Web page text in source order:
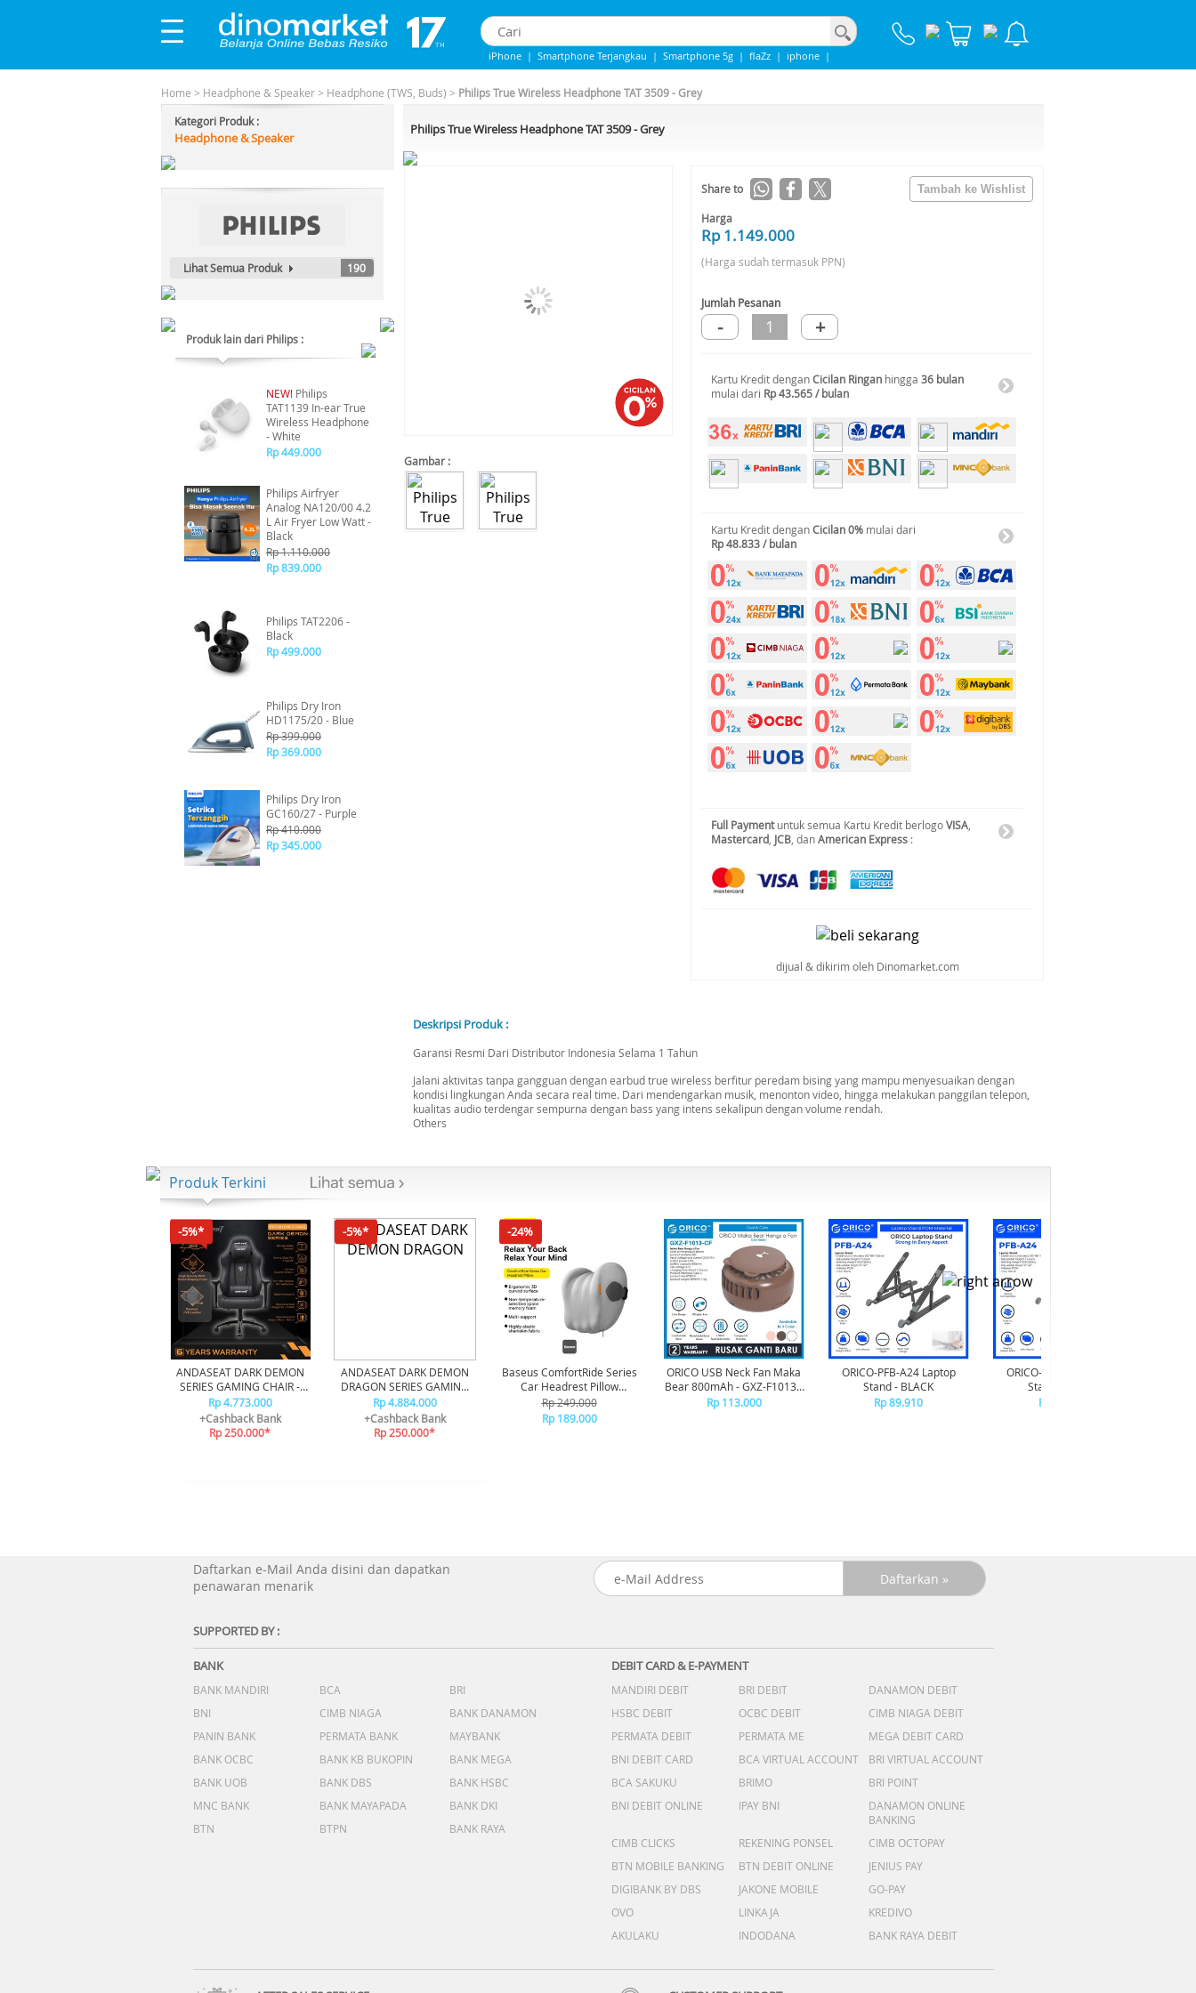
iPhone | Smartphone Terjangkau | Smartphone 5g | flaZz | iphone |
Home > Headphone & Speaker> Headphone (TWS, Buds) > Philips True Wireless Headphone TAT 3509 - Grey
Kategori Produk :
Headphone & Speaker
Lihat Semua Produk 190
Produk lain dari Philips :
NEW! Philips
TAT1139 In-ear True
Wireless Headphone
- White
Rp 449.000
Philips Airfryer
Analog NA120/00 4.2
L Air Fryer Low Watt -
Black
Rp 1.110.000
Rp 839.000
Philips TAT2206 -
Black
Rp 499.000
Philips Dry Iron
HD1175/20 - Blue
Rp 399.000
Rp 369.000
Philips Dry Iron
GC160/27 - Purple
Rp 410.000
Rp 345.000
Philips True Wireless Headphone TAT 3509 - Grey
Gambar :
Share to
Harga
Rp 1.149.000
(Harga sudah termasuk PPN)
Jumlah Pesanan
- 1 +
Kartu Kredit denganCicilan Ringan hingga 36 bulan
mulai dari Rp 43.565 / bulan
Kartu Kredit denganCicilan 0% mulai dari
Rp 48.833 / bulan
Full Paymentuntuk semua Kartu Kredit berlogoVISA
Mastercard JCB , danAmerican Express :
dijual & dikirim oleh Dinomarket.com
Deskripsi Produk :
Garansi Resmi Dari Distributor Indonesia Selama 1 Tahun
Jalani aktivitas tanpa gangguan dengan earbud true wireless berfitur peredam bising yang mampu menyesuaikan dengan
kondisi lingkungan Anda secara real time. Dari mendengarkan musik, menonton video, hingga melakukan panggilan telepon,
kualitas audio terdengar sempurna dengan bass yang intens sekalipun dengan volume rendah.
Others
Produk Terkini
-5%*
ANDASEAT DARK DEMON
SERIES GAMING CHAIR -
BLACK
Rp 4.773.000
+Cashback Bank
Rp 250.000*
-5%*
ANDASEAT DARK DEMON
DRAGON SERIES GAMING
CHAIR - BLACK
Rp 4.884.000
+Cashback Bank
Rp 250.000*
-24%
Baseus ComfortRide Series
Car Headrest Pillow
CNTZ000013 - Gray
Rp 249.000
Rp 189.000
ORICO USB Neck Fan Maka
Bear 800mAh - GXZ-F1013 -
BROWN
Rp 113.000
ORICO-PFB-A24 Laptop
Stand - BLACK
Rp 89.910
ORICO-PFB-A24 Laptop
Stand - WHITE
Rp 89.910
Daftarkan e-Mail Anda disini dan dapatkan
penawaran menarik
SUPPORTED BY :
BANK
BANK MANDIRI BCA
BRI
BNI
CIMB NIAGA
BANK DANAMON
PANIN BANK
PERMATA BANK
MAYBANK
BANK OCBC
BANK KB BUKOPIN
BANK MEGA
BANK UOB
BANK DBS
BANK HSBC
MNC BANK
BANK MAYAPADA
BANK DKI
BTN
BTPN BANK RAYA
DEBIT CARD & E-PAYMENT
MANDIRI DEBIT BRI DEBIT
DANAMON DEBIT
HSBC DEBIT
OCBC DEBIT
CIMB NIAGA DEBIT
PERMATA DEBIT
PERMATA ME
MEGA DEBIT CARD
BNI DEBIT CARD
BCA VIRTUAL ACCOUNT
BRI VIRTUAL ACCOUNT
BCA SAKUKU
BRIMO
BRI POINT
BNI DEBIT ONLINE
IPAY BNI
DANAMON ONLINE
BANKING
CIMB CLICKS
REKENING PONSEL
CIMB OCTOPAY
BTN MOBILE BANKING
BTN DEBIT ONLINE
JENIUS PAY
DIGIBANK BY DBS
JAKONE MOBILE
GO-PAY
OVO
LINKAJA
KREDIVO
AKULAKU
INDODANA BANK RAYA DEBIT